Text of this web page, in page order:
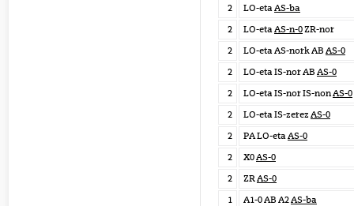
2
LO-etaAS-ba
2
LO-etaAS-n-0ZR-nor
2
LO-eta AS-nork AB AS-0
2
LO-eta IS-nor AB AS-0
2
LO-eta IS-nor IS-nonAS-0
2
LO-eta IS-zerez AS-0
2
PA LO-etaAS-0
2
X0AS-0
2
ZRAS-0
1
A1-0 AB A2AS-ba